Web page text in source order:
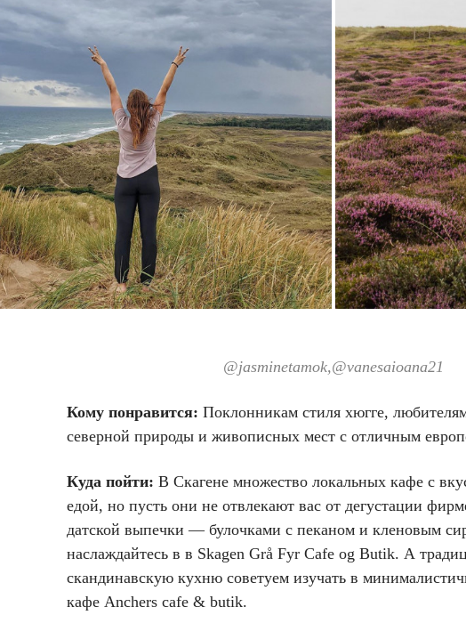
@jasminetamok,@vanesaioana21
Кому понравится: Поклонникам стиля хюгге,
северной природы и живописных мест с отличным
Куда пойти: В Скагене множество локальных кафе с
едой, но пусть они не отвлекают вас от дегустации
датской выпечки — булочками с пеканом и кленовым
наслаждайтесь в в Skagen Grå Fyr Cafe og Butik. А
скандинавскую кухню советуем изучать в
кафе Anchers cafe & butik.